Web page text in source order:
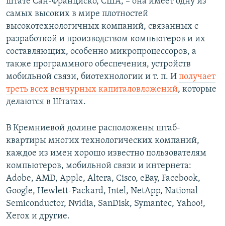
самых высоких в мире плотностей
высокотехнологичных компаний, связанных с
разработкой и производством компьютеров и их
составляющих, особенно микропроцессоров, а
также программного обеспечения, устройств
мобильной связи, биотехнологии и т. п. И получает
треть всех венчурных капиталовложений, которые
делаются в Штатах.
В Кремниевой долине расположены штаб-
квартиры многих технологических компаний,
каждое из имен хорошо известно пользователям
компьютеров, мобильной связи и интернета:
Adobe, AMD, Apple, Altera, Cisco, eBay, Facebook,
Google, Hewlett-Packard, Intel, NetApp, National
Semiconductor, Nvidia, SanDisk, Symantec, Yahoo!,
Xerox и другие.